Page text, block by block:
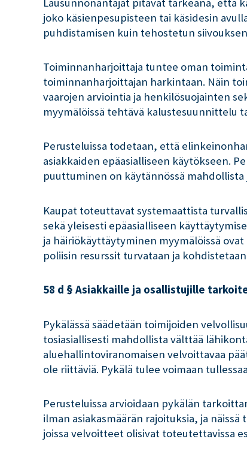
joko käsienpesupisteen tai käsidesin
puhdistamisen kuin tehostetun
Toiminnanharjoittaja tuntee oman
toiminnanharjoittajan harkintaan. Näin
vaarojen arviointia ja henkilösuojainten
myymälöissä tehtävä kalustesuunnittelu
Perusteluissa todetaan, että
asiakkaiden epäasialliseen käytökseen.
puuttuminen on käytännössä
Kaupat toteuttavat systemaattista
sekä yleisesti epäasialliseen
ja häiriökäyttäytyminen myymälöissä
poliisin resurssit turvataan ja
58 d § Asiakkaille ja osallistujille
Pykälässä säädetään toimijoiden
tosiasiallisesti mahdollista välttää
aluehallintoviranomaisen velvoittavaa
ole riittäviä. Pykälä tulee voimaan
Perusteluissa arvioidaan pykälän
ilman asiakasmäärän rajoituksia, ja
joissa velvoitteet olisivat toteutettavissa